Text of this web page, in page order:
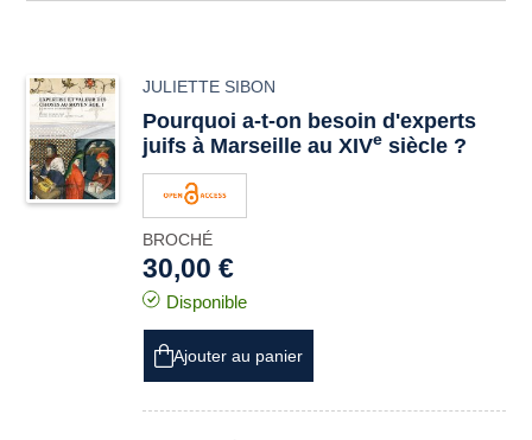
JULIETTE SIBON
Pourquoi a-t-on besoin d'experts
juifs à Marseille au XIVe siècle ?
BROCHÉ
30,00 €
Disponible
Ajouter au panier